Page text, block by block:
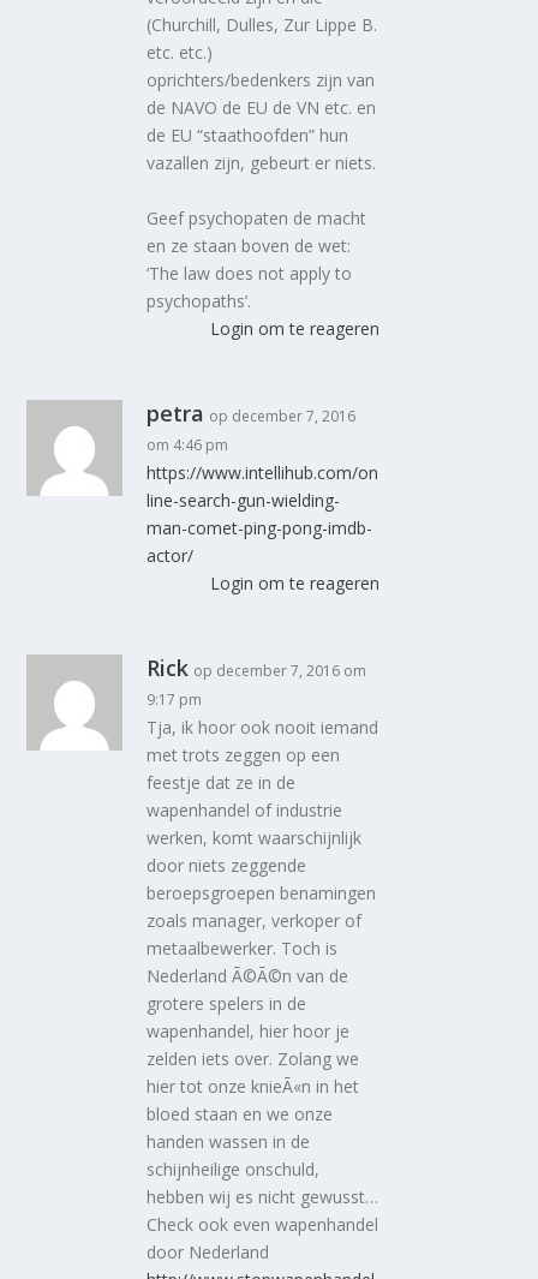
(Churchill, Dulles, Zur Lippe B.
etc. etc.)
oprichters/bedenkers zijn van
de NAVO de EU de VN etc. en
de EU “staathoofden” hun
vazallen zijn, gebeurt er niets.
Geef psychopaten de macht
en ze staan boven de wet:
‘The law does not apply to
psychopaths’.
Login om te reageren
petra op december 7, 2016
om 4:46 pm
https://www.intellihub.com/on
line-search-gun-wielding-
man-comet-ping-pong-imdb-
actor/
Login om te reageren
Rick op december 7, 2016 om
9:17 pm
Tja, ik hoor ook nooit iemand
met trots zeggen op een
feestje dat ze in de
wapenhandel of industrie
werken, komt waarschijnlijk
door niets zeggende
beroepsgroepen benamingen
zoals manager, verkoper of
metaalbewerker. Toch is
Nederland Ã©Ã©n van de
grotere spelers in de
wapenhandel, hier hoor je
zelden iets over. Zolang we
hier tot onze knieÃ«n in het
bloed staan en we onze
handen wassen in de
schijnheilige onschuld,
hebben wij es nicht gewusst…
Check ook even wapenhandel
door Nederland